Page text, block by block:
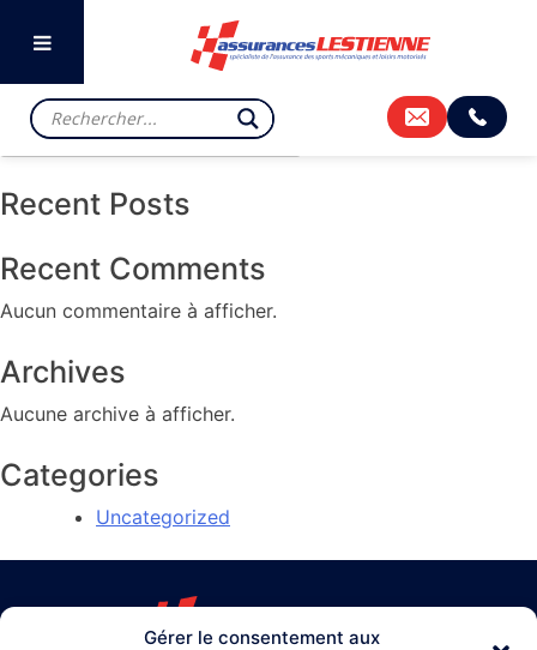
Gérer le consentement aux
Previous: Next: BARCELONE
Rechercher
Rechercher
Recent Posts
Recent Comments
Aucun commentaire à afficher.
Archives
Aucune archive à afficher.
Categories
Uncategorized